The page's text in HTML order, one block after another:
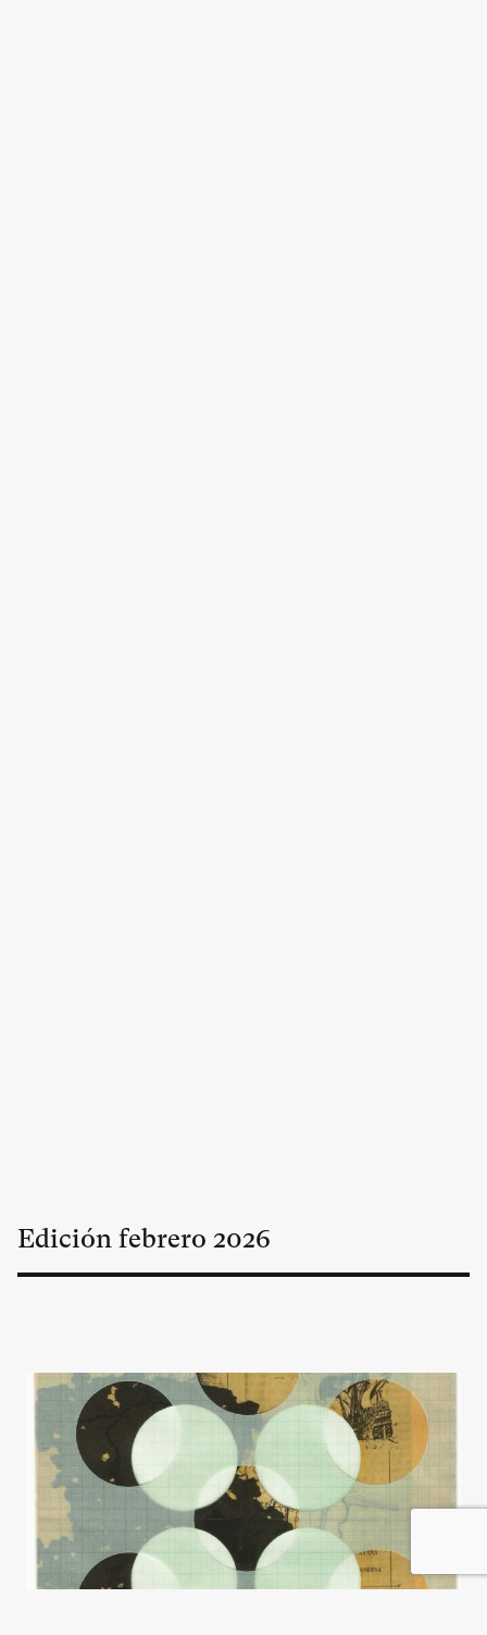
Edición febrero 2026